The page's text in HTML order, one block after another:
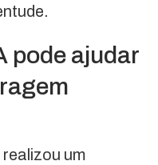
pode ajudar
um